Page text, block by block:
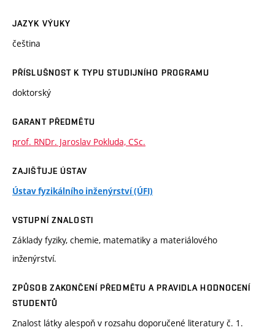
JAZYK VÝUKY
čeština
PŘÍSLUŠNOST K TYPU STUDIJNÍHO PROGRAMU
doktorský
GARANT PŘEDMĚTU
prof. RNDr. Jaroslav Pokluda, CSc.
ZAJIŠŤUJE ÚSTAV
Ústav fyzikálního inženýrství (ÚFI)
VSTUPNÍ ZNALOSTI
Základy fyziky, chemie, matematiky a materiálového
inženýrství.
ZPŮSOB ZAKONČENÍ PŘEDMĚTU A PRAVIDLA HODNOCENÍ
STUDENTŮ
Znalost látky alespoň v rozsahu doporučené literatury č. 1.